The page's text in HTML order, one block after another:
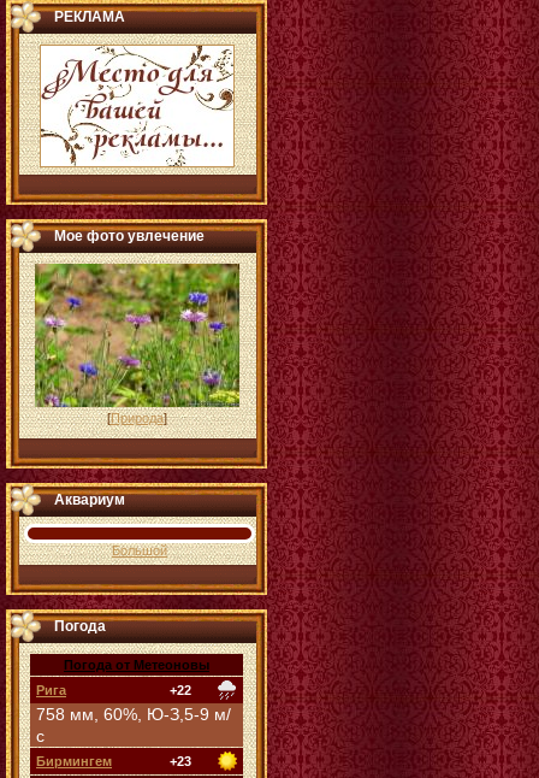
РЕКЛАМА
Мое фото увлечение
[Природа]
Аквариум
Большой
Погода
Погода от Метеоновы
Рига
+22
758 мм, 60%, Ю-З,5-9 м/
с
Бирмингем
+23